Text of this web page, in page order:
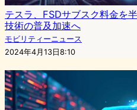
テスラ、FSDサブスク料金を
技術の普及加速へ
モビリティーニュース
2024年4月13日8:10